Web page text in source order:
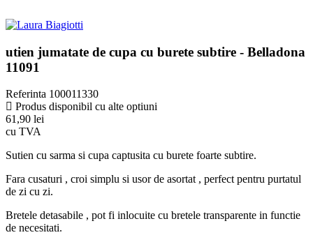
utien jumatate de cupa cu burete subtire - Belladona
11091
Referinta 100011330
Produs disponibil cu alte optiuni
61,90 lei
cu TVA
Sutien cu sarma si cupa captusita cu burete foarte subtire.
Fara cusaturi , croi simplu si usor de asortat , perfect pentru purtatul
de zi cu zi.
Bretele detasabile , pot fi inlocuite cu bretele transparente in functie
de necesitati.